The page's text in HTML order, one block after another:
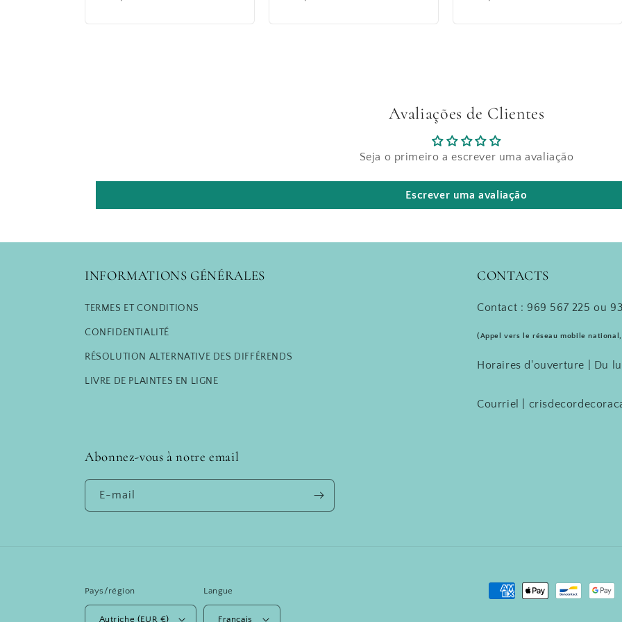
Avaliações de Clientes
Seja o primeiro a escrever uma avaliação
Escrever uma avaliação
INFORMATIONS GÉNÉRALES
TERMES ET CONDITIONS
CONFIDENTIALITÉ
RÉSOLUTION ALTERNATIVE DES DIFFÉRENDS
LIVRE DE PLAINTES EN LIGNE
CONTACTS
Contact : 969 567 225 ou
(Appel vers le réseau mobile
Horaires d'ouverture | Du
Courriel |
Abonnez-vous à notre email
E-mail
Pays/région
Autriche (EUR €)
Langue
Français
Moyens